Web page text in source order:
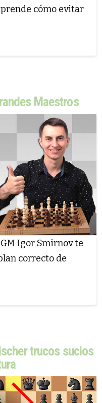
cómo evitar
Maestros
Igor Smirnov te
correcto de
trucos sucios